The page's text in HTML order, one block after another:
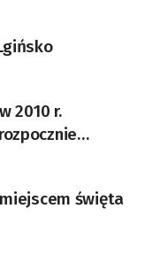
2010 r.
święta